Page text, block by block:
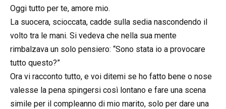
Oggi tutto per te, amore mio.
La suocera, scioccata, cadde sulla sedia nascondendo il
volto tra le mani. Si vedeva che nella sua mente
rimbalzava un solo pensiero: “Sono stata io a provocare
tutto questo?”
Ora vi racconto tutto, e voi ditemi se ho fatto bene o nose
valesse la pena spingersi così lontano e fare una scena
simile per il compleanno di mio marito, solo per dare una